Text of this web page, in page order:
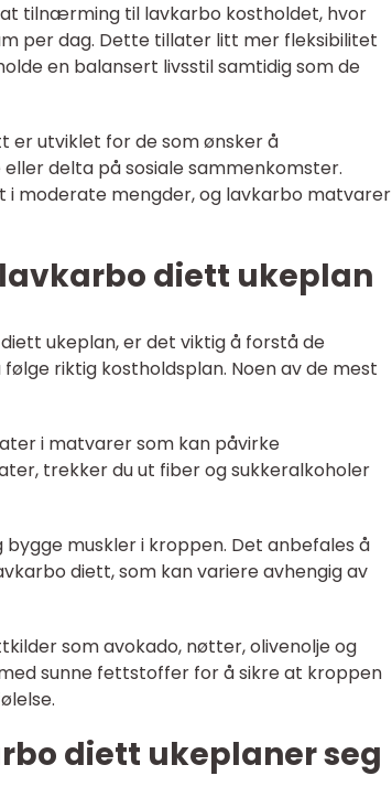
tilnærming til lavkarbo kostholdet, hvor
per dag. Dette tillater litt mer fleksibilitet
en balansert livsstil samtidig som de
er utviklet for de som ønsker å
delta på sosiale sammenkomster.
moderate mengder, og lavkarbo matvarer
diett ukeplan
ukeplan, er det viktig å forstå de
riktig kostholdsplan. Noen av de mest
i matvarer som kan påvirke
trekker du ut fiber og sukkeralkoholer
muskler i kroppen. Det anbefales å
diett, som kan variere avhengig av
som avokado, nøtter, olivenolje og
sunne fettstoffer for å sikre at kroppen
diett ukeplaner seg